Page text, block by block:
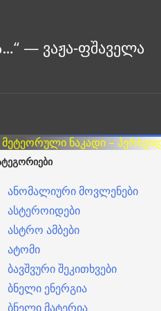
ანომალიური მოვლენები
ასტეროიდები
ასტრო ამბები
ატომი
ბავშვური შეკითხვები
ბნელი ენერგია
ბნელი მატერია